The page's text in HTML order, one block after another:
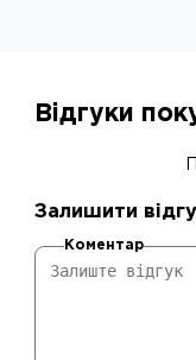
Відгуки
Залишити
Коментар